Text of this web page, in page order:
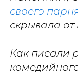
своего
скрывала от
Как писали